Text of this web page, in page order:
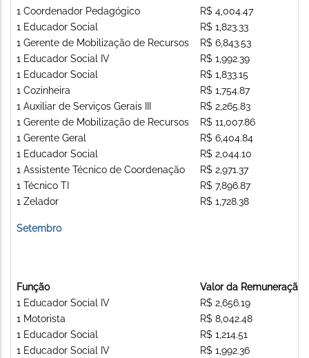
1 Coordenador Pedagógico
1 Educador Social
1 Gerente de Mobilização de Recursos
1 Educador Social IV
1 Educador Social
1 Cozinheira
1 Auxiliar de Serviços Gerais III
1 Gerente de Mobilização de Recursos
1 Gerente Geral
1 Educador Social
1 Assistente Técnico de Coordenação
1 Técnico TI
1 Zelador
R$ 4,004.47
R$ 1,823.33
R$ 6,843.53
R$ 1,992.39
R$ 1,833.15
R$ 1,754.87
R$ 2,265.83
R$ 11,007.86
R$ 6,404.84
R$ 2,044.10
R$ 2,971.37
R$ 7,896.87
R$ 1,728.38
Setembro
Função
1 Educador Social IV
1 Motorista
1 Educador Social
1 Educador Social IV
Valor da Remuneração
R$ 2,656.19
R$ 8,042.48
R$ 1,214.51
R$ 1,992.36